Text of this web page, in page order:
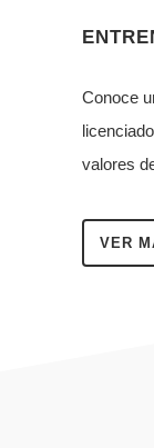
Conoce
valores
VER